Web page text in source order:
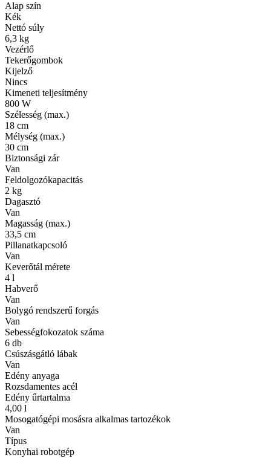
Alap szín
Kék
Nettó súly
6,3 kg
Vezérlő
Tekerőgombok
Kijelző
Nincs
Kimeneti teljesítmény
800 W
Szélesség (max.)
18 cm
Mélység (max.)
30 cm
Biztonsági zár
Van
Feldolgozókapacitás
2 kg
Dagasztó
Van
Magasság (max.)
33,5 cm
Pillanatkapcsoló
Van
Keverőtál mérete
4 l
Habverő
Van
Bolygó rendszerű forgás
Van
Sebességfokozatok száma
6 db
Csúszásgátló lábak
Van
Edény anyaga
Rozsdamentes acél
Edény űrtartalma
4,00 l
Mosogatógépi mosásra alkalmas tartozékok
Van
Típus
Konyhai robotgép